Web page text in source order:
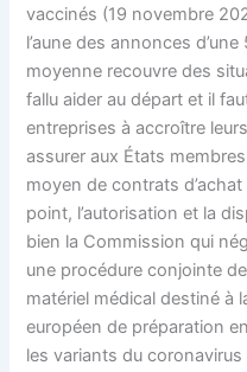
vaccinés (19 novembre
l’aune des annonces
moyenne recouvre des
fallu aider au départ et il
entreprises à accroître
assurer aux États
moyen de contrats
point, l’autorisation et la
bien la Commission qui
une procédure conjointe
matériel médical destiné à
européen de préparation
les variants du